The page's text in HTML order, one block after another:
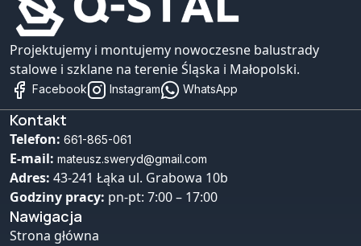
Projektujemy i montujemy nowoczesne balustrady
stalowe i szklane na terenie Śląska i Małopolski.
Facebook Instagram WhatsApp
Kontakt
Telefon: 661-865-061
E-mail: mateusz.sweryd@gmail.com
Adres: 43-241 Łąka ul. Grabowa 10b
Godziny pracy: pn-pt: 7:00 – 17:00
Nawigacja
Strona główna